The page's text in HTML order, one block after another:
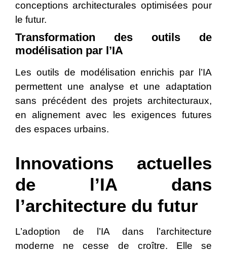
conceptions architecturales optimisées pour
le futur.
Transformation des outils de
modélisation par l’IA
Les outils de modélisation enrichis par l’IA
permettent une analyse et une adaptation
sans précédent des projets architecturaux,
en alignement avec les exigences futures
des espaces urbains.
Innovations actuelles
de l’IA dans
l’architecture du futur
L’adoption de l’IA dans l’architecture
moderne ne cesse de croître. Elle se